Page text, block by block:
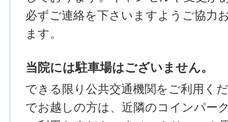
必ずご連絡を下さいますようご協力
ます。
当院には駐車場はございません。
できる限り公共交通機関をご利用く
でお越しの方は、近隣のコインパー